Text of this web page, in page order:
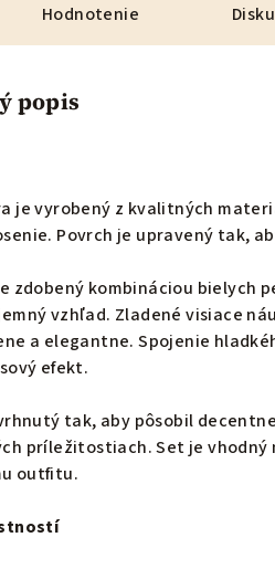
Hodnotenie
popis
je vyrobený z kvalitných
Povrch je upravený tak,
zdobený kombináciou bielych
vzhľad. Zladené visiace
a elegantne. Spojenie
efekt.
tak, aby pôsobil
príležitostiach. Set je
outfitu.